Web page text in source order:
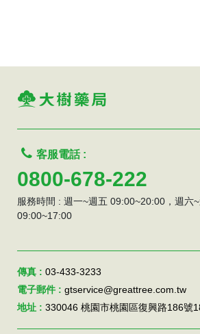
客服電話 :
0800-678-222
服務時間 : 週一~週五 09:00~20:00，週六
09:00~17:00
傳真 : 03-433-3233
電子郵件 : gtservice@greattree.com.tw
地址 : 330046 桃園市桃園區復興路186號